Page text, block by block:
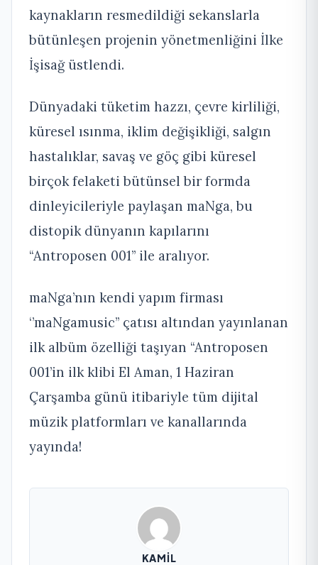
kaynakların resmedildiği sekanslarla
bütünleşen projenin yönetmenliğini İlke
İşisağ üstlendi.
Dünyadaki tüketim hazzı, çevre kirliliği,
küresel ısınma, iklim değişikliği, salgın
hastalıklar, savaş ve göç gibi küresel
birçok felaketi bütünsel bir formda
dinleyicileriyle paylaşan maNga, bu
distopik dünyanın kapılarını
“Antroposen 001’’ ile aralıyor.
maNga’nın kendi yapım firması
‘’maNgamusic’’ çatısı altından yayınlanan
ilk albüm özelliği taşıyan “Antroposen
001’in ilk klibi El Aman, 1 Haziran
Çarşamba günü itibariyle tüm dijital
müzik platformları ve kanallarında
yayında!
KAMIL